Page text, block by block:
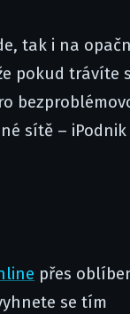
tak i na
pokud trávíte
sítě – iPodnik
přes
se tím